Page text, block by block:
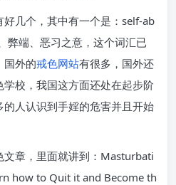
几个，其中有一个是：self-ab
弊端、恶习之意，这个词汇已
国外的戒色网站有很多，国外还
校，我国这方面还处在起步阶
人认识到手婬的危害并且开始
文章，里面就讲到：Masturbati
how to Quit it and Become th